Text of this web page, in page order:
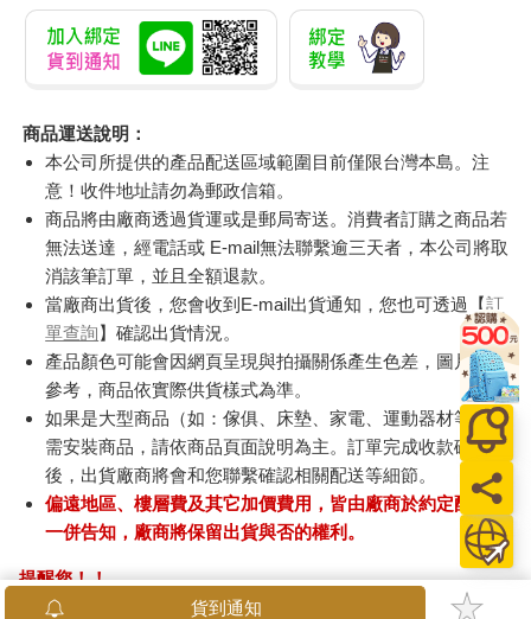
商品運送說明：
本公司所提供的產品配送區域範圍目前僅限台灣本島。注
意！收件地址請勿為郵政信箱。
商品將由廠商透過貨運或是郵局寄送。消費者訂購之商品若
無法送達，經電話或 E-mail無法聯繫逾三天者，本公司將取
消該筆訂單，並且全額退款。
當廠商出貨後，您會收到E-mail出貨通知，您也可透過【訂
單查詢】確認出貨情況。
產品顏色可能會因網頁呈現與拍攝關係產生色差，圖片僅供
參考，商品依實際供貨樣式為準。
如果是大型商品（如：傢俱、床墊、家電、運動器材等）及
需安裝商品，請依商品頁面說明為主。訂單完成收款確認
後，出貨廠商將會和您聯繫確認相關配送等細節。
偏遠地區、樓層費及其它加價費用，皆由廠商於約定配送時
一併告知，廠商將保留出貨與否的權利。
提醒您！！
金石堂及銀行均不會請您操作ATM! 如接獲電話要求您前往
貨到通知